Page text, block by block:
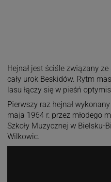
Hejnał jest ściśle związany
cały urok Beskidów. Rytm
lasu łączy się w pieśń
Pierwszy raz hejnał
maja 1964 r. przez młodego
Szkoły Muzycznej w Bielsku-
Wilkowic.